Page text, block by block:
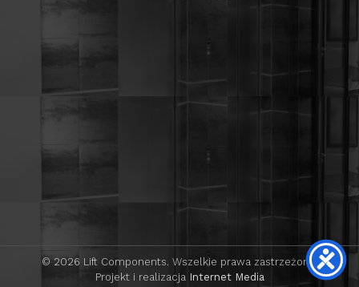
© 2026 Lift Components. Wszelkie prawa zastrzeżone.
Projekt i realizacja Internet Media